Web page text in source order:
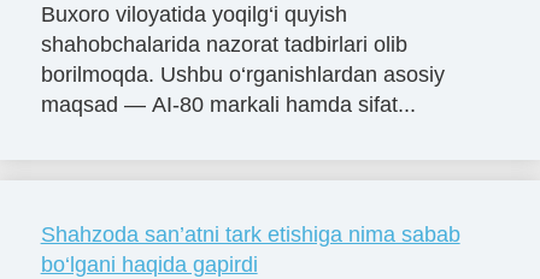
Buxoro viloyatida yoqilg‘i quyish
shahobchalarida nazorat tadbirlari olib
borilmoqda. Ushbu o‘rganishlardan asosiy
maqsad — AI-80 markali hamda sifat...
Shahzoda san’atni tark etishiga nima sabab
bo‘lgani haqida gapirdi